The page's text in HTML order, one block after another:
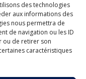
des technologies
aux informations des
nous permettra de
de navigation ou les ID
ou de retirer son
caractéristiques